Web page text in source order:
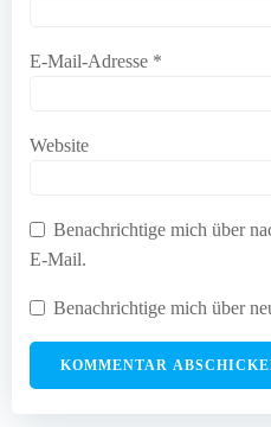
E-Mail-Adresse *
Website
Benachrichtige mich über
E-Mail.
Benachrichtige mich über